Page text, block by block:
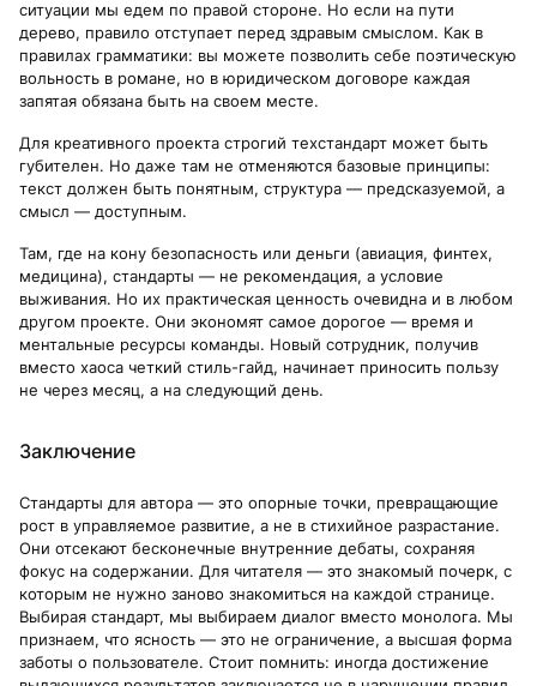
ситуации мы едем по правой стороне. Но если на пути
дерево, правило отступает перед здравым смыслом. Как в
правилах грамматики: вы можете позволить себе поэтическую
вольность в романе, но в юридическом договоре каждая
запятая обязана быть на своем месте.
Для креативного проекта строгий техстандарт может быть
губителен. Но даже там не отменяются базовые принципы:
текст должен быть понятным, структура — предсказуемой, а
смысл — доступным.
Там, где на кону безопасность или деньги (авиация, финтех,
медицина), стандарты — не рекомендация, а условие
выживания. Но их практическая ценность очевидна и в любом
другом проекте. Они экономят самое дорогое — время и
ментальные ресурсы команды. Новый сотрудник, получив
вместо хаоса четкий стиль-гайд, начинает приносить пользу
не через месяц, а на следующий день.
Заключение
Стандарты для автора — это опорные точки, превращающие
рост в управляемое развитие, а не в стихийное разрастание.
Они отсекают бесконечные внутренние дебаты, сохраняя
фокус на содержании. Для читателя — это знакомый почерк, с
которым не нужно заново знакомиться на каждой странице.
Выбирая стандарт, мы выбираем диалог вместо монолога. Мы
признаем, что ясность — это не ограничение, а высшая форма
заботы о пользователе. Стоит помнить: иногда достижение